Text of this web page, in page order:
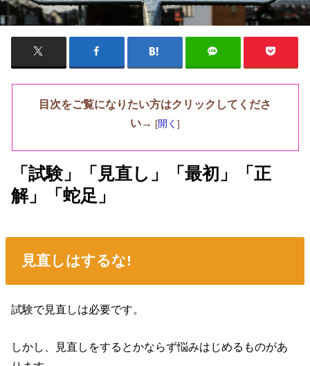
目次をご覧になりたい方はクリックしてくださ
い→ [開く ]
「試験」「見直し」「最初」「正
解」「蛇足」
見直しはするな!
試験で見直しは必要です。
しかし、見直しをするとかならず悩みはじめるものがあ